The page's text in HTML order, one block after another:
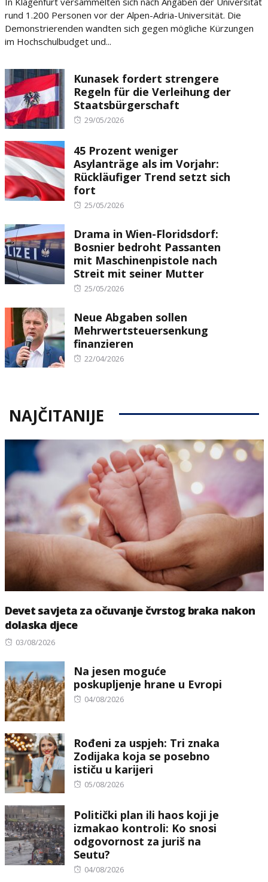
rund 1.200 Personen vor der Alpen-Adria-Universität. Die
Demonstrierenden wandten sich gegen mögliche Kürzungen
im Hochschulbudget und...
Kunasek fordert strengere
Regeln für die Verleihung der
Staatsbürgerschaft
Posted
29/05/2026
45 Prozent weniger
Asylanträge als im Vorjahr:
Rückläufiger Trend setzt sich
fort
Posted
25/05/2026
Drama in Wien-Floridsdorf:
Bosnier bedroht Passanten
mit Maschinenpistole nach
Streit mit seiner Mutter
Posted
25/05/2026
Neue Abgaben sollen
Mehrwertsteuersenkung
finanzieren
Posted
22/04/2026
NAJČITANIJE
Devet savjeta za očuvanje čvrstog braka nakon
dolaska djece
Posted
03/08/2026
Na jesen moguće
poskupljenje hrane u Evropi
Posted
04/08/2026
Rođeni za uspjeh: Tri znaka
Zodijaka koja se posebno
ističu u karijeri
Posted
05/08/2026
Politički plan ili haos koji je
izmakao kontroli: Ko snosi
odgovornost za juriš na
Seutu?
Posted
04/08/2026